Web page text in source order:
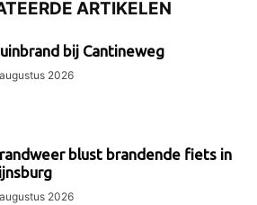
ARTIKELEN
bij Cantineweg
2026
blust brandende fiets in
2026